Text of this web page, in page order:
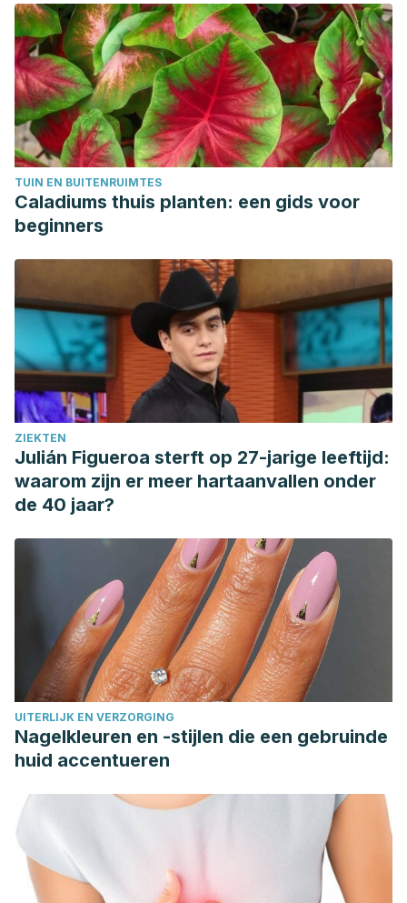
natural remedies for onychomycosis: do they really work?
Cutis.2016;98(5);E16-E25.
Bodman MA, Krishnamurthy K.
Onychomycosis. [Actualizado 2019 8 de junio]. En:
StatPearls [Internet]. Treasure Island (FL): StatPearls
Publishing; 2019 ene-.Disponible en:
https://www.ncbi.nlm.nih.gov/books/NBK441853/
Woods-Panzaru S, Nelson D, McCollum G, Ballard LM, Millar
BC, Maeda Y, Goldsmith CE, Rooney PJ, Loughrey A, Rao
antifungal properties of constituents described in
traditional Ulster cures and remedies. Ulster Med J. 2009;
78(1): 13-15.
TUIN EN BUITENRUIMTES
Caladiums thuis planten: een gids voor
beginners
ZIEKTEN
Julián Figueroa sterft op 27-jarige leeftijd:
waarom zijn er meer hartaanvallen onder
de 40 jaar?
UITERLIJK EN VERZORGING
Nagelkleuren en -stijlen die een gebruinde
huid accentueren